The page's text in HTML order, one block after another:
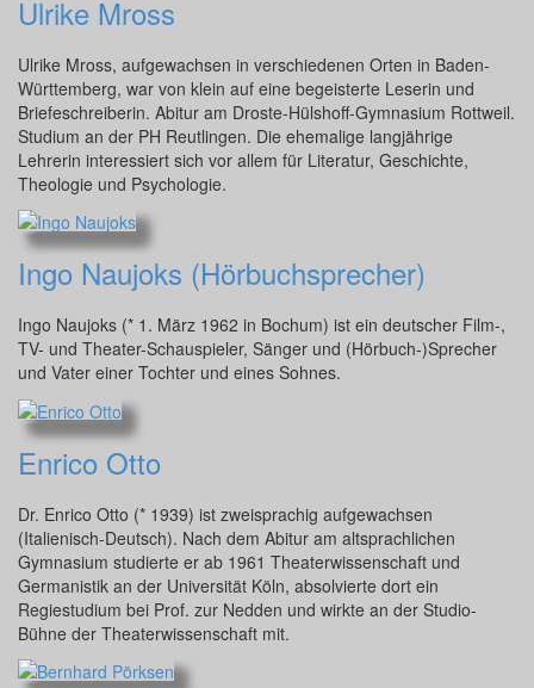
Ulrike Mross
Ulrike Mross, aufgewachsen in verschiedenen Orten in Baden-
Württemberg, war von klein auf eine begeisterte Leserin und
Briefeschreiberin. Abitur am Droste-Hülshoff-Gymnasium Rottweil.
Studium an der PH Reutlingen. Die ehemalige langjährige
Lehrerin interessiert sich vor allem für Literatur, Geschichte,
Theologie und Psychologie.
Ingo Naujoks (Hörbuchsprecher)
Ingo Naujoks (* 1. März 1962 in Bochum) ist ein deutscher Film-,
TV- und Theater-Schauspieler, Sänger und (Hörbuch-)Sprecher
und Vater einer Tochter und eines Sohnes.
Enrico Otto
Dr. Enrico Otto (* 1939) ist zweisprachig aufgewachsen
(Italienisch-Deutsch). Nach dem Abitur am altsprachlichen
Gymnasium studierte er ab 1961 Theaterwissenschaft und
Germanistik an der Universität Köln, absolvierte dort ein
Regiestudium bei Prof. zur Nedden und wirkte an der Studio-
Bühne der Theaterwissenschaft mit.